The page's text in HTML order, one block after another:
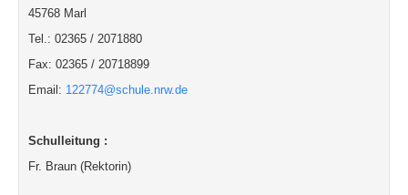
45768 Marl
Tel.: 02365 / 2071880
Fax: 02365 / 20718899
Email: 122774@schule.nrw.de
Schulleitung :
Fr. Braun (Rektorin)